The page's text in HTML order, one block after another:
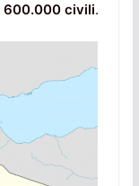
600.000 civili.